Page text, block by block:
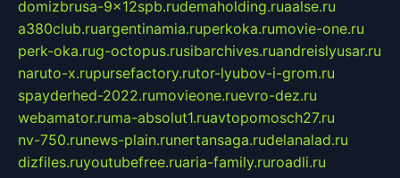
domizbrusa-9x12spb.rudemaholding.ruaalse.ru
a380club.ruargentinamia.ruperkoka.rumovie-one.ru
perk-oka.rug-octopus.rusibarchives.ruandreislyusar.ru
naruto-x.rupursefactory.rutor-lyubov-i-grom.ru
spayderhed-2022.rumovieone.ruevro-dez.ru
webamator.ruma-absolut1.ruavtopomosch27.ru
nv-750.runews-plain.runertansaga.rudelanalad.ru
dizfiles.ruyoutubefree.ruaria-family.ruroadli.ru